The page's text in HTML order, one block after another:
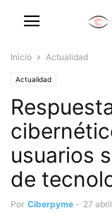
Inicio Actualidad
Actualidad
usuarios
de
Por Ciberpyme - 27